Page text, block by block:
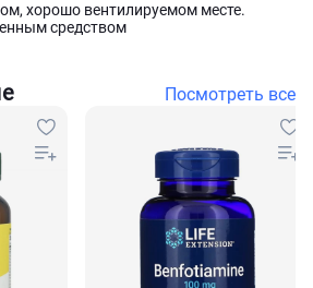
хорошо вентилируемом месте.
средством
Посмотреть все